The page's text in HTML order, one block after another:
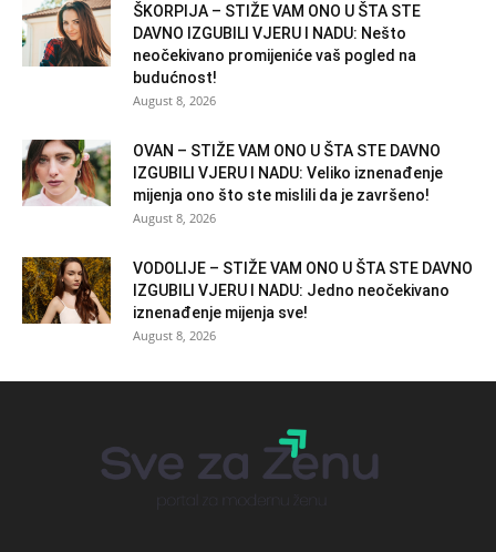
ŠKORPIJA – STIŽE VAM ONO U ŠTA STE
DAVNO IZGUBILI VJERU I NADU: Nešto
neočekivano promijeniće vaš pogled na
budućnost!
August 8, 2026
OVAN – STIŽE VAM ONO U ŠTA STE DAVNO
IZGUBILI VJERU I NADU: Veliko iznenađenje
mijenja ono što ste mislili da je završeno!
August 8, 2026
VODOLIJE – STIŽE VAM ONO U ŠTA STE DAVNO
IZGUBILI VJERU I NADU: Jedno neočekivano
iznenađenje mijenja sve!
August 8, 2026